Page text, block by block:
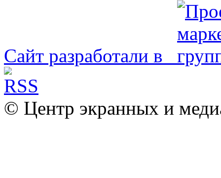
Сайт разработали в
© Центр экранных и